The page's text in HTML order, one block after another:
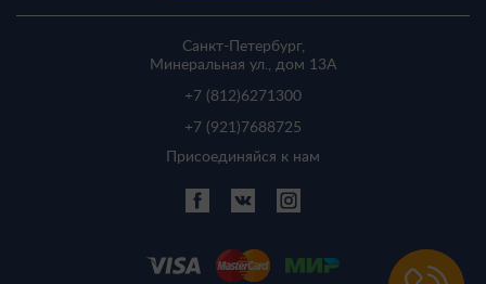
Санкт-Петербург,
Минеральная ул., дом 13A
+7 (812)6271300
+7 (921) 7688725
Присоединяйся к нам